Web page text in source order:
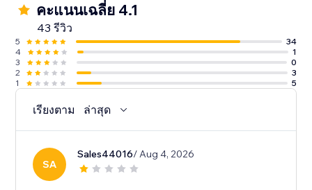
คะแนนเฉลี่ย 4.1
43 รีวิว
5
34
4
1
3
0
2
3
1
5
เรียงตาม ล่าสุด
SA
Sales44016/ Aug 4, 2026